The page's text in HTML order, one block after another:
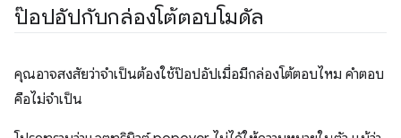
ป๊อปอัปกับกล่องโต้ตอบโมดัล
คุณอาจสงสัยว่าจำเป็นต้องใช้ป๊อปอัปเมื่อมีกล่องโต้ตอบไหม คำตอบ
คือไม่จำเป็น